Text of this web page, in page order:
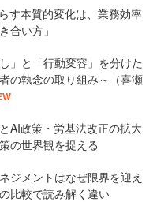
す本質的変化は、業務効率
合い方」
」と「行動変容」を分けた
の執念の取り組み～（喜瀬
AI政策・労基法改正の拡大
の世界観を捉える
ジメントはなぜ限界を迎え
比較で読み解く違い